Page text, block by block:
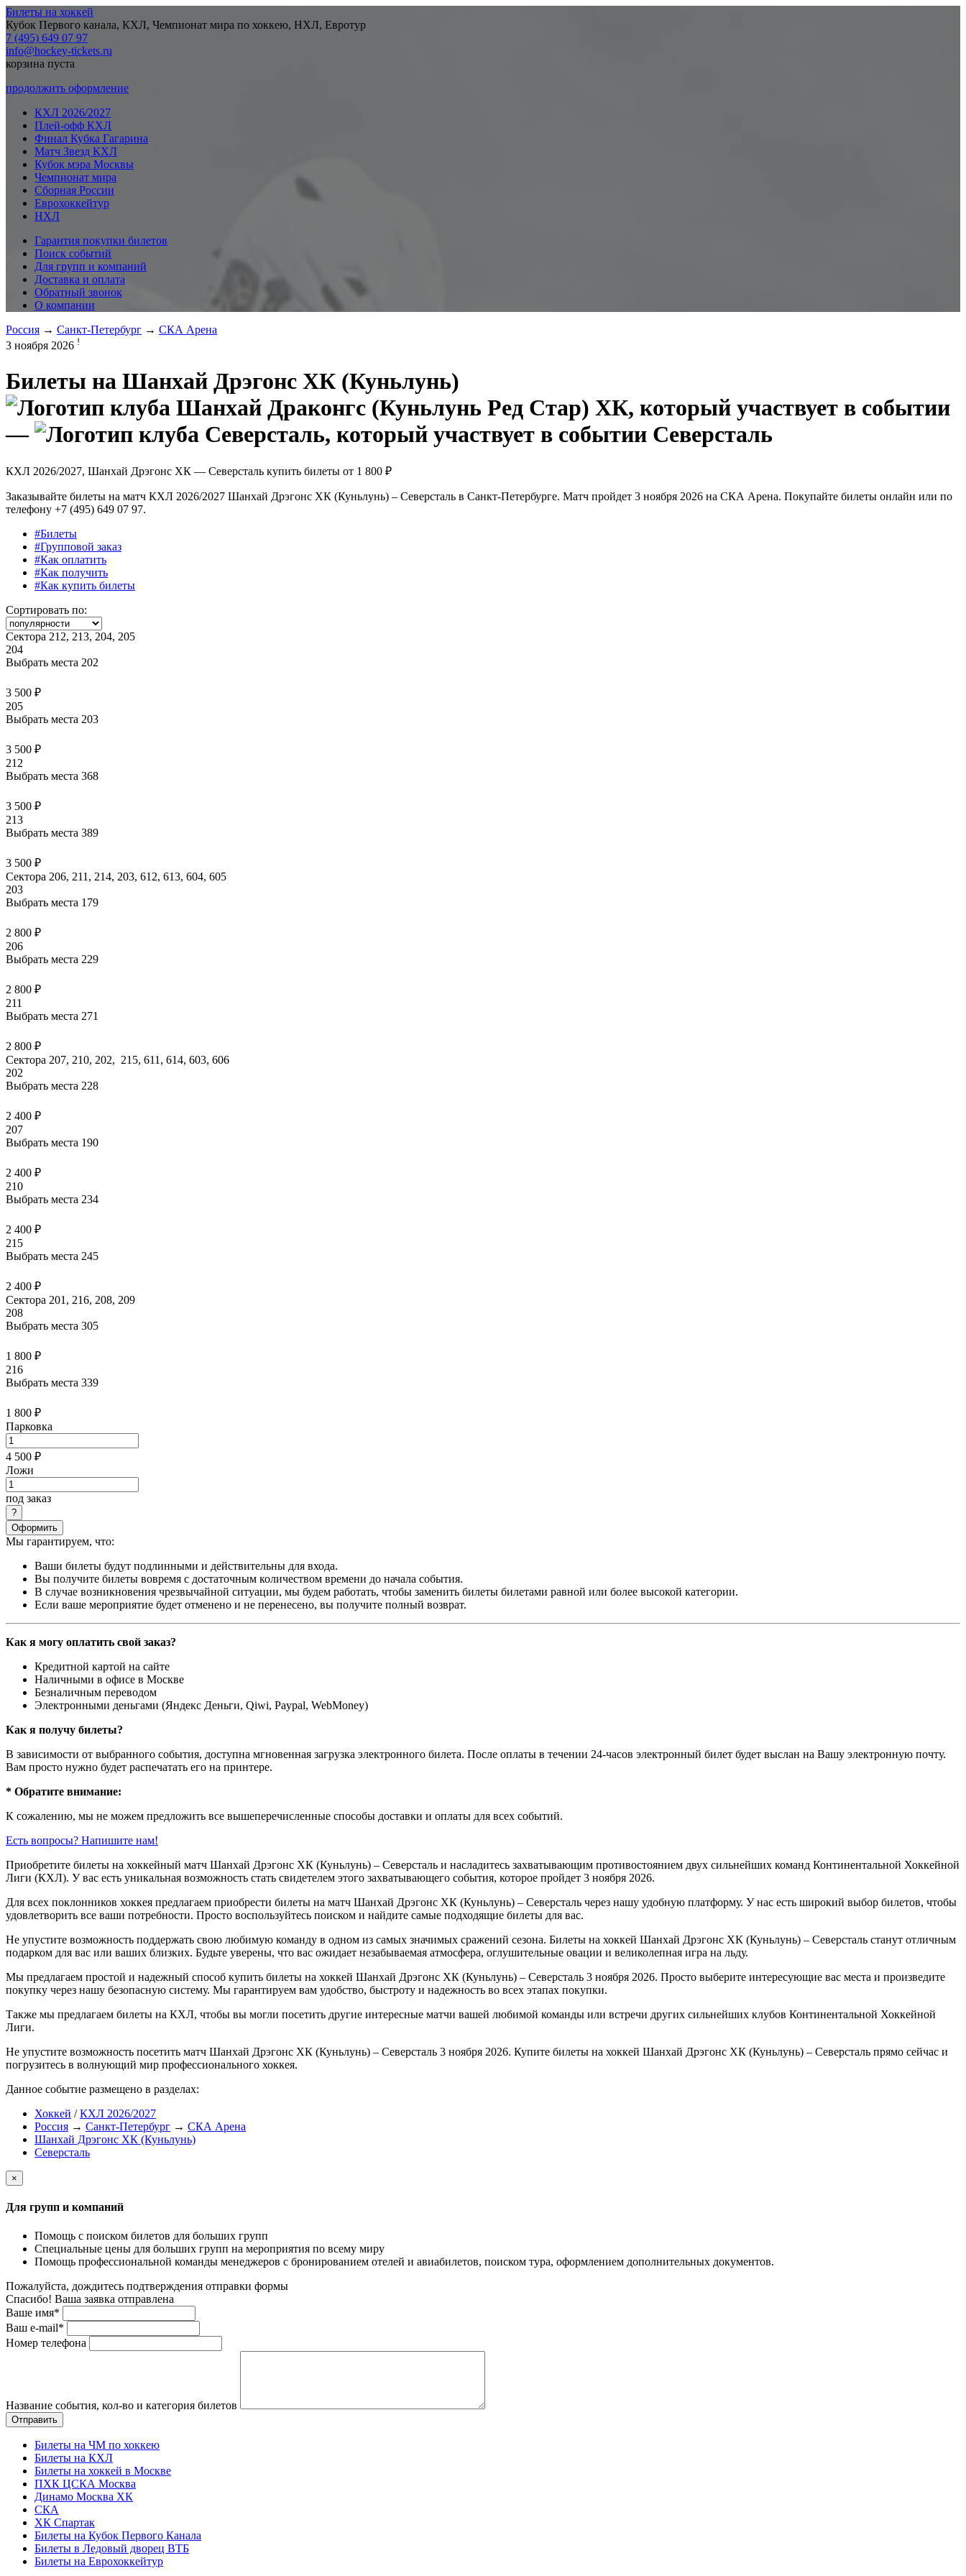
Билеты на хоккей
Кубок Первого канала, КХЛ, Чемпионат мира по хоккею, НХЛ, Евротур
7 (495) 649 07 97
info@hockey-tickets.ru
корзина пуста
продолжить оформление
КХЛ 2026/2027
Плей-офф КХЛ
Финал Кубка Гагарина
Матч Звезд КХЛ
Кубок мэра Москвы
Чемпионат мира
Сборная России
Еврохоккейтур
НХЛ
Гарантия покупки билетов
Поиск событий
Для групп и компаний
Доставка и оплата
Обратный звонок
О компании
Россия → Санкт-Петербург → СКА Арена
3 ноября 2026 !
Билеты на Шанхай Дрэгонс ХК (Куньлунь)
— Северсталь
КХЛ 2026/2027, Шанхай Дрэгонс ХК — Северсталь купить билеты от 1 800 ₽
Заказывайте билеты на матч КХЛ 2026/2027 Шанхай Дрэгонс ХК (Куньлунь) – Северсталь в Санкт-Петербурге. Матч пройдет 3 ноября 2026 на СКА Арена. Покупайте билеты онлайн или по
телефону +7 (495) 649 07 97.
#Билеты
#Групповой заказ
#Как оплатить
#Как получить
#Как купить билеты
Сортировать по:
Сектора 212, 213, 204, 205
204
Выбрать места 202
3 500 ₽
205
Выбрать места 203
3 500 ₽
212
Выбрать места 368
3 500 ₽
213
Выбрать места 389
3 500 ₽
Сектора 206, 211, 214, 203, 612, 613, 604, 605
203
Выбрать места 179
2 800 ₽
206
Выбрать места 229
2 800 ₽
211
Выбрать места 271
2 800 ₽
Сектора 207, 210, 202, 215, 611, 614, 603, 606
202
Выбрать места 228
2 400 ₽
207
Выбрать места 190
2 400 ₽
210
Выбрать места 234
2 400 ₽
215
Выбрать места 245
2 400 ₽
Сектора 201, 216, 208, 209
208
Выбрать места 305
1 800 ₽
216
Выбрать места 339
1 800 ₽
Парковка
4 500 ₽
Ложи
под заказ
Оформить
Мы гарантируем, что:
Ваши билеты будут подлинными и действительны для входа.
Вы получите билеты вовремя с достаточным количеством времени до начала события.
В случае возникновения чрезвычайной ситуации, мы будем работать, чтобы заменить билеты билетами равной или более высокой категории.
Если ваше мероприятие будет отменено и не перенесено, вы получите полный возврат.
Как я могу оплатить свой заказ?
Кредитной картой на сайте
Наличными в офисе в Москве
Безналичным переводом
Электронными деньгами (Яндекс Деньги, Qiwi, Paypal, WebMoney)
Как я получу билеты?
В зависимости от выбранного события, доступна мгновенная загрузка электронного билета. После оплаты в течении 24-часов электронный билет будет выслан на Вашу электронную почту.
Вам просто нужно будет распечатать его на принтере.
* Обратите внимание:
К сожалению, мы не можем предложить все вышеперечисленные способы доставки и оплаты для всех событий.
Есть вопросы? Напишите нам!
Приобретите билеты на хоккейный матч Шанхай Дрэгонс ХК (Куньлунь) – Северсталь и насладитесь захватывающим противостоянием двух сильнейших команд Континентальной Хоккейной
Лиги (КХЛ). У вас есть уникальная возможность стать свидетелем этого захватывающего события, которое пройдет 3 ноября 2026.
Для всех поклонников хоккея предлагаем приобрести билеты на матч Шанхай Дрэгонс ХК (Куньлунь) – Северсталь через нашу удобную платформу. У нас есть широкий выбор билетов, чтобы
удовлетворить все ваши потребности. Просто воспользуйтесь поиском и найдите самые подходящие билеты для вас.
Не упустите возможность поддержать свою любимую команду в одном из самых значимых сражений сезона. Билеты на хоккей Шанхай Дрэгонс ХК (Куньлунь) – Северсталь станут отличным
подарком для вас или ваших близких. Будьте уверены, что вас ожидает незабываемая атмосфера, оглушительные овации и великолепная игра на льду.
Мы предлагаем простой и надежный способ купить билеты на хоккей Шанхай Дрэгонс ХК (Куньлунь) – Северсталь 3 ноября 2026. Просто выберите интересующие вас места и произведите
покупку через нашу безопасную систему. Мы гарантируем вам удобство, быстроту и надежность во всех этапах покупки.
Также мы предлагаем билеты на КХЛ, чтобы вы могли посетить другие интересные матчи вашей любимой команды или встречи других сильнейших клубов Континентальной Хоккейной
Лиги.
Не упустите возможность посетить матч Шанхай Дрэгонс ХК (Куньлунь) – Северсталь 3 ноября 2026. Купите билеты на хоккей Шанхай Дрэгонс ХК (Куньлунь) – Северсталь прямо сейчас и
погрузитесь в волнующий мир профессионального хоккея.
Данное событие размещено в разделах:
Хоккей /КХЛ 2026/2027
Россия → Санкт-Петербург → СКА Арена
Шанхай Дрэгонс ХК (Куньлунь)
Северсталь
×
Для групп и компаний
Помощь с поиском билетов для больших групп
Специальные цены для больших групп на мероприятия по всему миру
Помощь профессиональной команды менеджеров с бронированием отелей и авиабилетов, поиском тура, оформлением дополнительных документов.
Пожалуйста, дождитесь подтверждения отправки формы
Спасибо! Ваша заявка отправлена
Ваше имя*
Ваш e-mail*
Номер телефона
Название события, кол-во и категория билетов
Билеты на ЧМ по хоккею
Билеты на КХЛ
Билеты на хоккей в Москве
ПХК ЦСКА Москва
Динамо Москва ХК
СКА
ХК Спартак
Билеты на Кубок Первого Канала
Билеты в Ледовый дворец ВТБ
Билеты на Еврохоккейтур